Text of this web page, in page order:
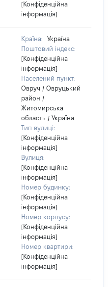
[Конфіденційна
інформація]
Країна:
Україна
Поштовий індекс:
[Конфіденційна
інформація]
Населений пункт:
Овруч / Овруцький
район /
Житомирська
область / Україна
Тип вулиці:
[Конфіденційна
інформація]
Вулиця:
[Конфіденційна
інформація]
Номер будинку:
[Конфіденційна
інформація]
Номер корпусу:
[Конфіденційна
інформація]
Номер квартири:
[Конфіденційна
інформація]